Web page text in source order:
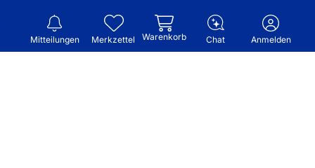
Mitteilungen Merkzettel Warenkorb Chat Anmelden